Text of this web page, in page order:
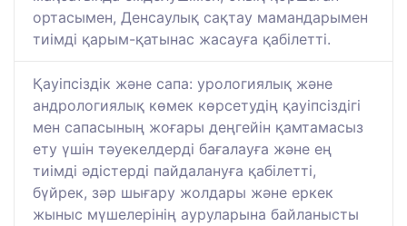
ортасымен, Денсаулық сақтау мамандарымен
тиімді қарым-қатынас жасауға қабілетті.
Қауіпсіздік және сапа: урологиялық және
андрологиялық көмек көрсетудің қауіпсіздігі
мен сапасының жоғары деңгейін қамтамасыз
ету үшін тәуекелдерді бағалауға және ең
тиімді әдістерді пайдалануға қабілетті,
бүйрек, зәр шығару жолдары және еркек
жыныс мүшелерінің ауруларына байланысты